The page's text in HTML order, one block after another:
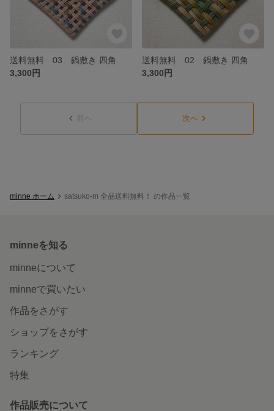
送料無料 03 鍋敷き 四角
3,300円
送料無料 02 鍋敷き 四角
3,300円
前へ 次へ
minne ホーム satsuko-m 全品送料無料！ の作品一覧
minneを知る
minneについて
minneで買いたい
作品をさがす
ショップをさがす
ランキング
特集
作品販売について